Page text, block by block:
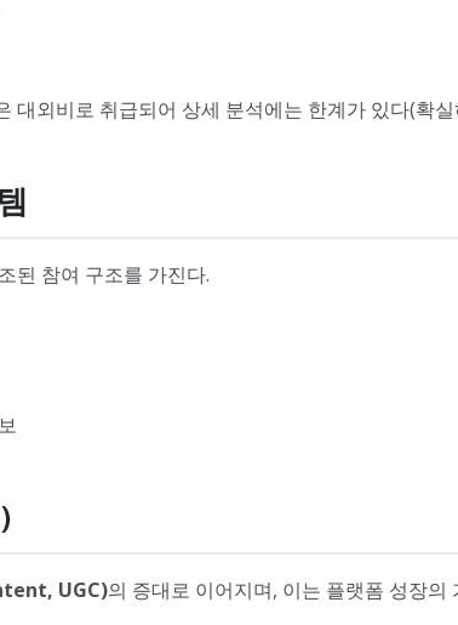
외비로 취급되어 상세 분석에는 한계가 있다(확
된 참여 구조를 가진다.
UGC)의 증대로 이어지며, 이는 플랫폼 성장의